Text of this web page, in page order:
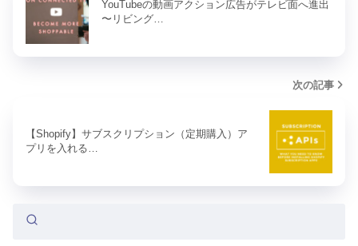
YouTubeの動画アクション広告がテレビ面へ進出
〜リビング…
次の記事
【Shopify】サブスクリプション（定期購入）ア
プリを入れる…